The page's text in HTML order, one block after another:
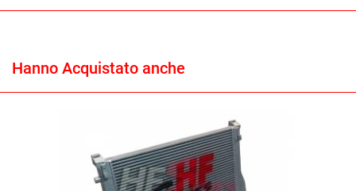
Hanno Acquistato anche